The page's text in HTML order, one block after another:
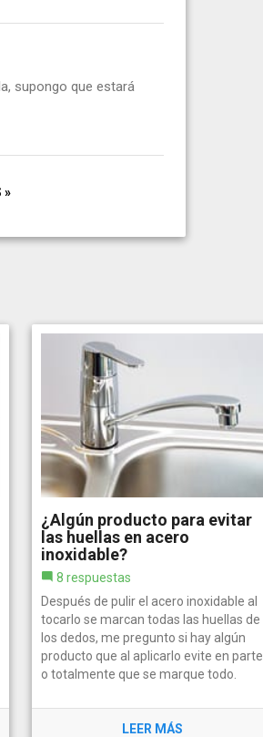
supongo que estará
»
LEER MÁS
¿Algún producto para evitar
las huellas en acero
inoxidable?
8 respuestas
Después de pulir el acero inoxidable al
tocarlo se marcan todas las huellas de
los dedos, me pregunto si hay algún
producto que al aplicarlo evite en parte
o totalmente que se marque todo.